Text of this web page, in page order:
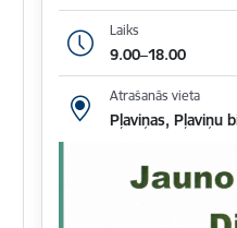
Laiks
9.00–18.00
Atrašanās vieta
Pļaviņas, Pļaviņu